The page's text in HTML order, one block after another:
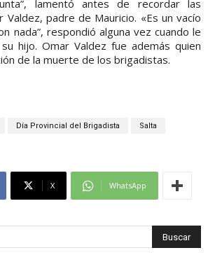
lamentó antes de recordar las
Valdez, padre de Mauricio. «Es un vacío
nada”, respondió alguna vez cuando le
hijo. Omar Valdez fue además quien
de la muerte de los brigadistas.
Día Provincial del Brigadista Salta
X WhatsApp